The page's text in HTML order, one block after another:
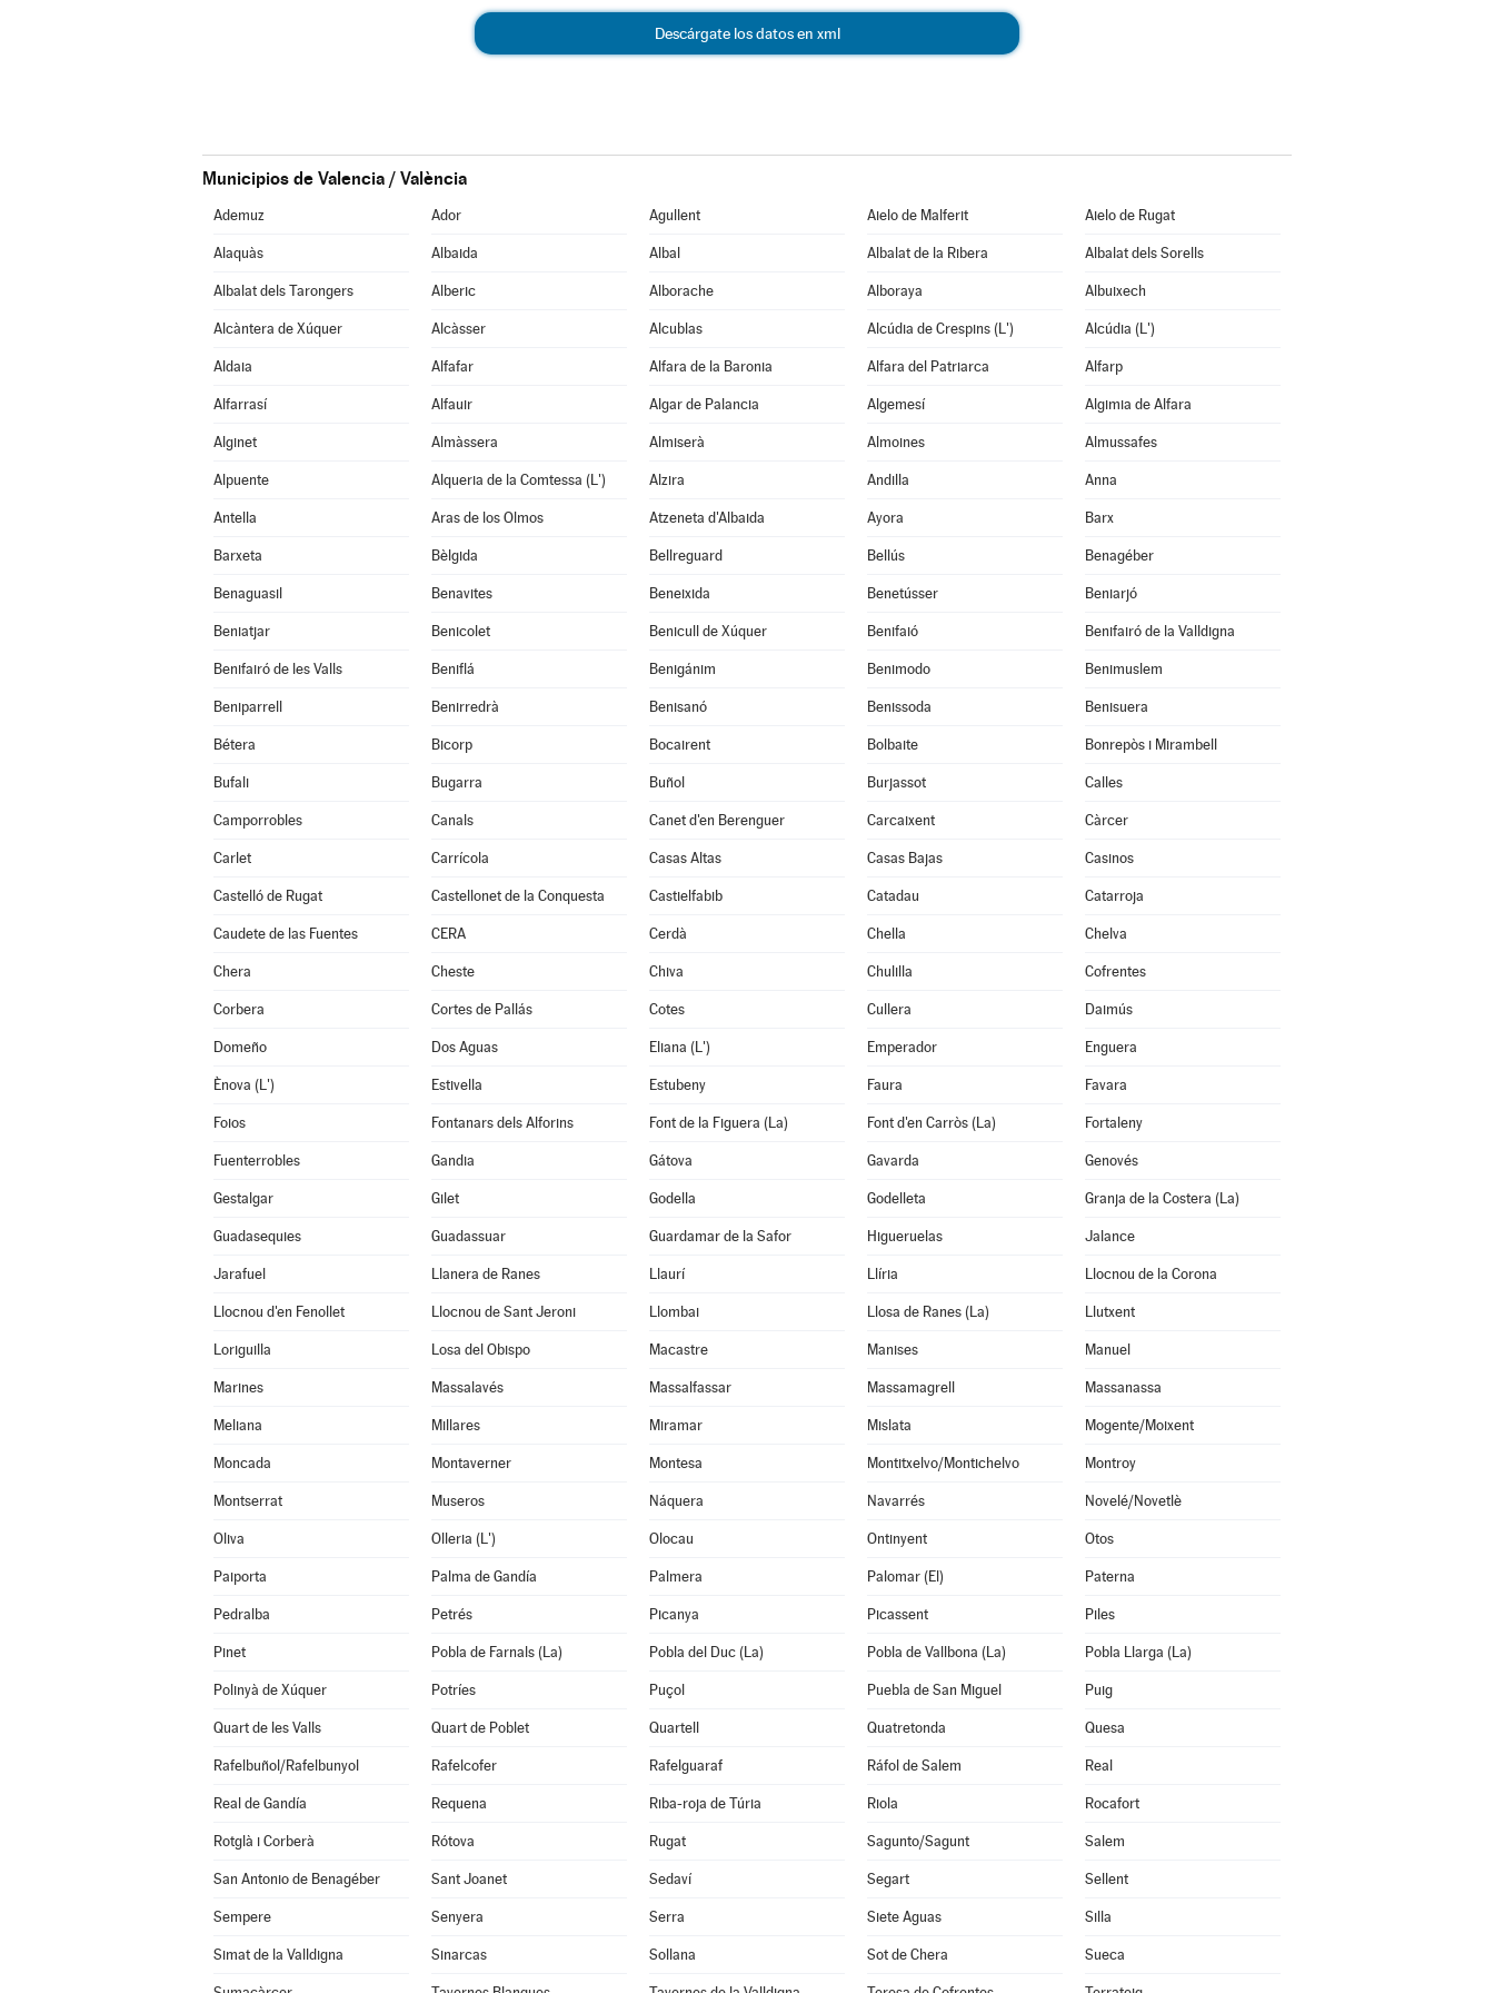
Descárgate los datos en xml
Municipios de Valencia / València
Ademuz Ador Agullent Aielo de Malferit Aielo de Rugat
Alaquàs Albaida Albal Albalat de la Ribera Albalat dels Sorells
Albalat dels Tarongers Alberic Alborache Alboraya Albuixech
Alcàntera de Xúquer Alcàsser Alcublas Alcúdia de Crespins (L') Alcúdia (L')
Aldaia Alfafar Alfara de la Baronia Alfara del Patriarca Alfarp
Alfarrasí Alfauir Algar de Palancia Algemesí Algimia de Alfara
Alginet Almàssera Almiserà Almoines Almussafes
Alpuente Alqueria de la Comtessa (L') Alzira Andilla Anna
Antella Aras de los Olmos Atzeneta d'Albaida Ayora Barx
Barxeta Bèlgida Bellreguard Bellús Benagéber
Benaguasil Benavites Beneixida Benetússer Beniarjó
Beniatjar Benicolet Benicull de Xúquer Benifaió Benifairó de la Valldigna
Benifairó de les Valls Beniflá Benigánim Benimodo Benimuslem
Beniparrell Benirredrà Benisanó Benissoda Benisuera
Bétera Bicorp Bocairent Bolbaite Bonrepòs i Mirambell
Bufali Bugarra Buñol Burjassot Calles
Camporrobles Canals Canet d'en Berenguer Carcaixent Càrcer
Carlet Carrícola Casas Altas Casas Bajas Casinos
Castelló de Rugat Castellonet de la Conquesta Castielfabib Catadau Catarroja
Caudete de las Fuentes CERA Cerdà Chella Chelva
Chera Cheste Chiva Chulilla Cofrentes
Corbera Cortes de Pallás Cotes Cullera Daimús
Domeño Dos Aguas Eliana (L') Emperador Enguera
Ènova (L') Estivella Estubeny Faura Favara
Foios Fontanars dels Alforins Font de la Figuera (La) Font d'en Carròs (La) Fortaleny
Fuenterrobles Gandia Gátova Gavarda Genovés
Gestalgar Gilet Godella Godelleta Granja de la Costera (La)
Guadasequies Guadassuar Guardamar de la Safor Higueruelas Jalance
Jarafuel Llanera de Ranes Llaurí Llíria Llocnou de la Corona
Llocnou d'en Fenollet Llocnou de Sant Jeroni Llombai Llosa de Ranes (La) Llutxent
Loriguilla Losa del Obispo Macastre Manises Manuel
Marines Massalavés Massalfassar Massamagrell Massanassa
Meliana Millares Miramar Mislata Mogente/Moixent
Moncada Montaverner Montesa Montitxelvo/Montichelvo Montroy
Montserrat Museros Náquera Navarrés Novelé/Novetlè
Oliva Olleria (L') Olocau Ontinyent Otos
Paiporta Palma de Gandía Palmera Palomar (El) Paterna
Pedralba Petrés Picanya Picassent Piles
Pinet Pobla de Farnals (La) Pobla del Duc (La) Pobla de Vallbona (La) Pobla Llarga (La)
Polinyà de Xúquer Potríes Puçol Puebla de San Miguel Puig
Quart de les Valls Quart de Poblet Quartell Quatretonda Quesa
Rafelbuñol/Rafelbunyol Rafelcofer Rafelguaraf Ráfol de Salem Real
Real de Gandía Requena Riba-roja de Túria Riola Rocafort
Rotglà i Corberà Rótova Rugat Sagunto/Sagunt Salem
San Antonio de Benagéber Sant Joanet Sedaví Segart Sellent
Sempere Senyera Serra Siete Aguas Silla
Simat de la Valldigna Sinarcas Sollana Sot de Chera Sueca